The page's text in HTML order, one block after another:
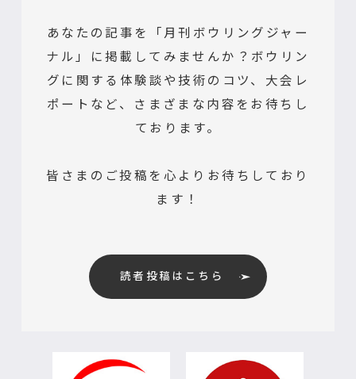
あなたの記事を「月刊ボウリングジャー
ナル」に掲載してみませんか？ボウリン
グに関する体験談や技術のコツ、大会レ
ポートなど、さまざまな内容をお待ちし
ております。
皆さまのご投稿を心よりお待ちしており
ます！
読者投稿はこちら